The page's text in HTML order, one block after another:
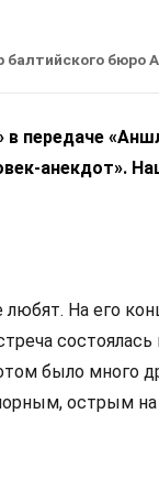
бюро
передаче
анекдот».
любят. На его
состоялась
было много
острым